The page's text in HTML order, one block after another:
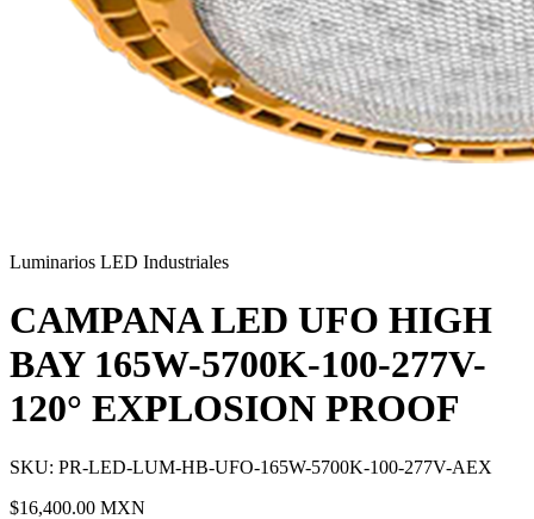
Luminarios LED Industriales
CAMPANA LED UFO HIGH
BAY 165W-5700K-100-277V-
120° EXPLOSION PROOF
SKU: PR-LED-LUM-HB-UFO-165W-5700K-100-277V-AEX
$16,400.00 MXN